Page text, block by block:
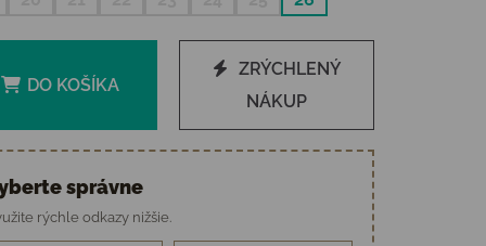
DO KOŠÍKA
ZRÝCHLENÝ
NÁKUP
správne
rýchle odkazy nižšie.